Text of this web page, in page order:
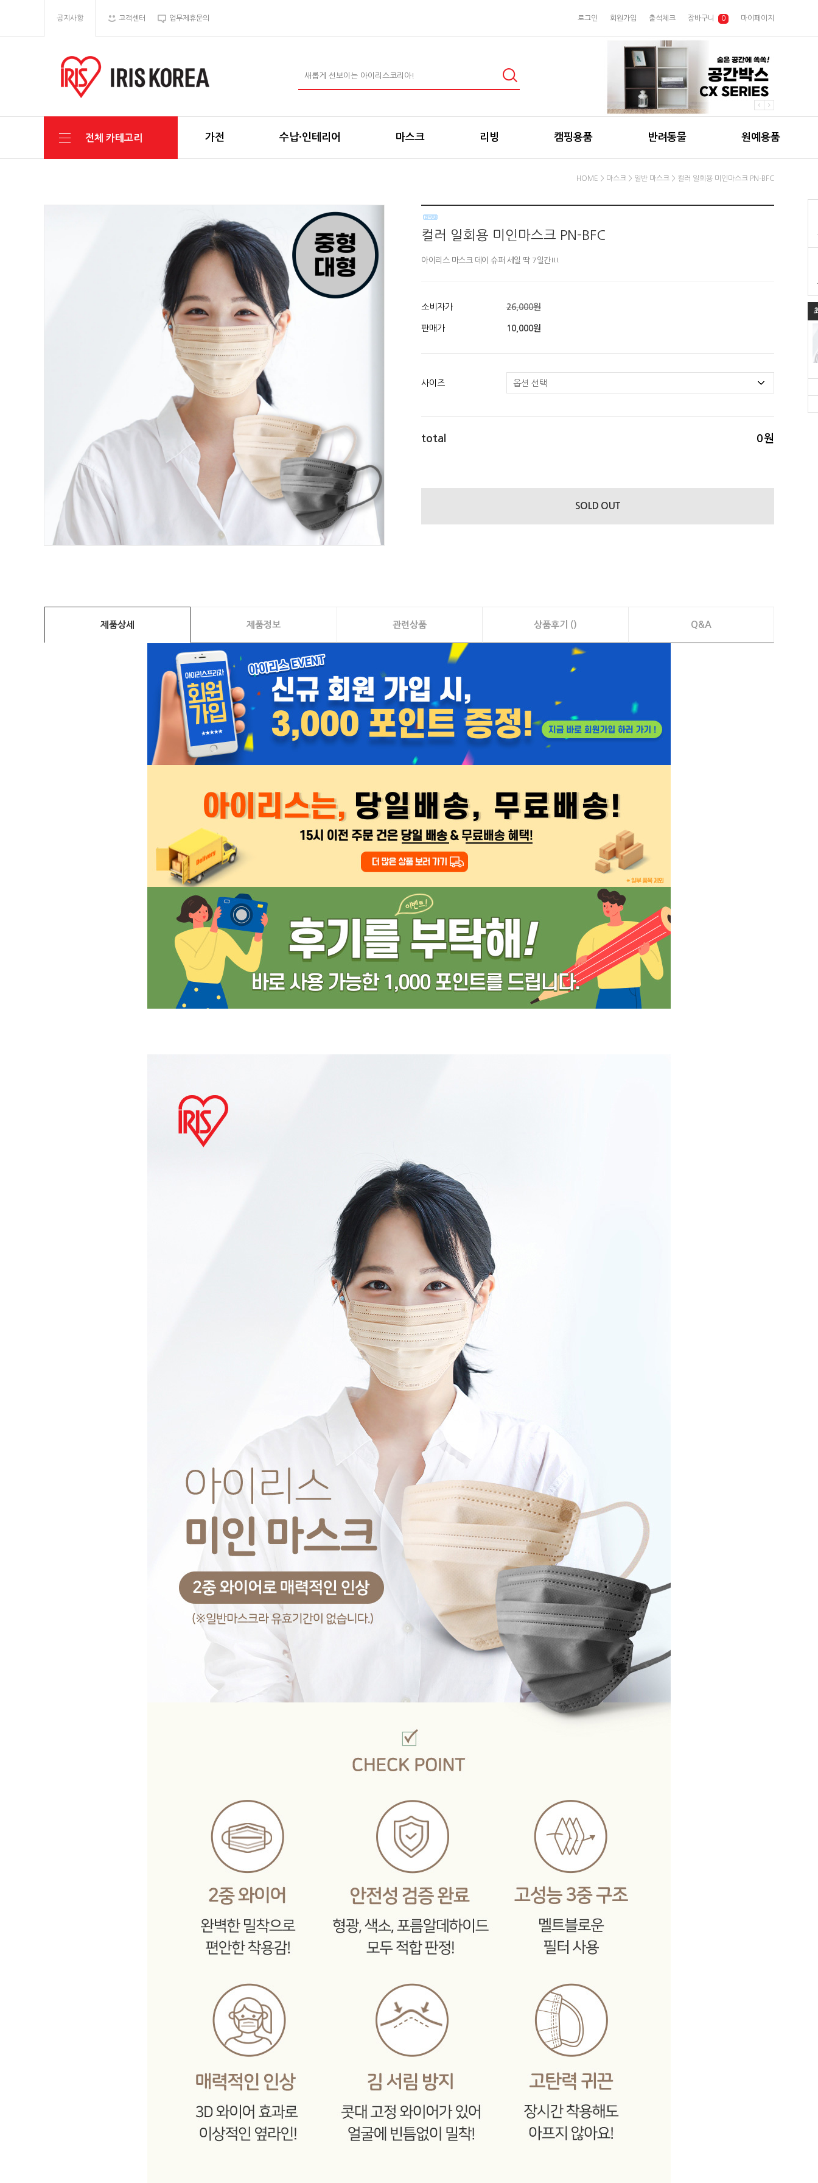
공지사항 고객센터 업무제휴문의 로그인 회원가입 출석체크 장바구니 0 마이페이지
전체 카테고리 가전 수납·인테리어 마스크 리빙 캠핑용품 반려동물 원예용품
HOME > 마스크 > 일반 마스크 > 컬러 일회용 미인마스크 PN-BFC
컬러 일회용 미인마스크 PN-BFC
아이리스 마스크 데이 슈퍼 세일 딱 7일간!!!
소비자가 26,000원
판매가 10,000원
사이즈
total 0원
SOLD OUT
제품상세 제품정보 관련상품 상품후기 () Q&A